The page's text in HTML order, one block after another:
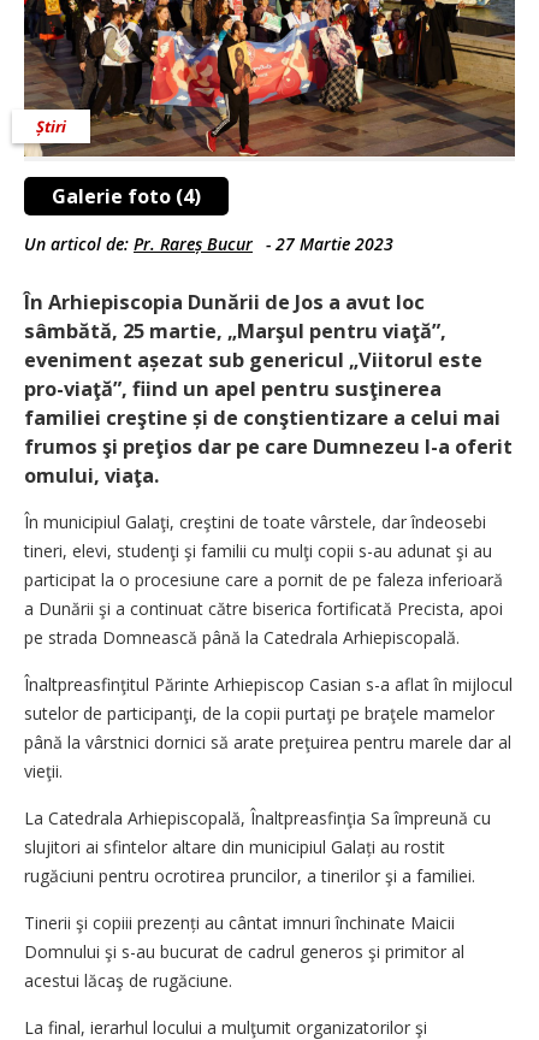
Galerie foto (4)
Știri
Un articol de: Pr. Rareș Bucur - 27 Martie 2023
În Arhiepiscopia Dunării de Jos a avut loc
sâmbătă, 25 martie, „Marşul pentru viaţă”,
eveniment așezat sub genericul „Viitorul este
pro-viaţă”, fiind un apel pentru susţinerea
familiei creştine și de conştientizare a celui mai
frumos şi preţios dar pe care Dumnezeu l-a oferit
omului, viaţa.
În municipiul Galaţi, creştini de toate vârstele, dar îndeosebi
tineri, elevi, studenţi şi familii cu mulţi copii s-au adunat şi au
participat la o procesiune care a pornit de pe faleza inferioară
a Dunării şi a continuat către biserica fortificată Precista, apoi
pe strada Domnească până la Catedrala Arhi­episcopală.
Înaltpreasfinţitul Părinte Arhi­episcop Casian s-a aflat în mijlocul
sutelor de participanţi, de la copii purtaţi pe braţele mamelor
până la vârstnici dornici să arate preţuirea pentru marele dar al
vieţii.
La Catedrala Arhiepiscopală, Înaltpreasfinţia Sa împreună cu
slujitori ai sfintelor altare din municipiul Galați au rostit
rugăciuni pentru ocrotirea prun­cilor, a tinerilor şi a familiei.
Tinerii şi copiii prezenți au cântat imnuri închinate Maicii
Domnului şi s-au bucurat de cadrul generos şi primitor al
acestui lăcaş de rugăciune.
La final, ierarhul locului a mulţumit organizatorilor şi